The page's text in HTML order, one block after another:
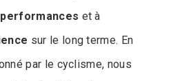
et à
sur le long terme. En
par le cyclisme, nous